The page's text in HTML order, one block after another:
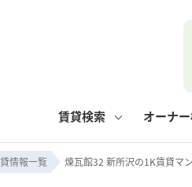
賃貸検索 オーナ
閲
コンテナ
住まいのトラブル
ウス小手指店
情報一覧 煉瓦館32 新所沢の1K賃貸マ